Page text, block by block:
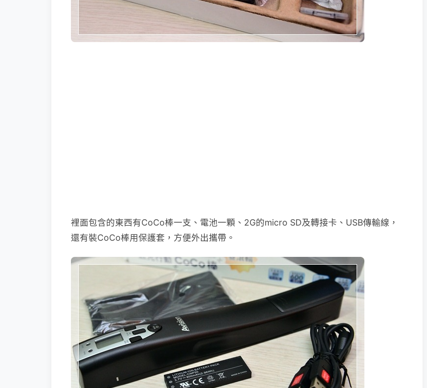
裡面包含的東西有CoCo棒一支、電池一顆、2G的micro SD及轉接卡、USB傳輸線，
還有裝CoCo棒用保護套，方便外出攜帶。